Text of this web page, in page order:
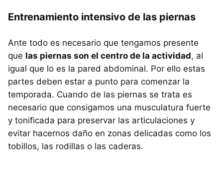
Entrenamiento intensivo de las piernas
Ante todo es necesario que tengamos presente
que las piernas son el centro de la actividad, al
igual que lo es la pared abdominal. Por ello estas
partes deben estar a punto para comenzar la
temporada. Cuando de las piernas se trata es
necesario que consigamos una musculatura fuerte
y tonificada para preservar las articulaciones y
evitar hacernos daño en zonas delicadas como los
tobillos, las rodillas o las caderas.